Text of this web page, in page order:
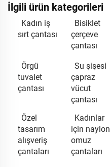
İlgili ürün kategorileri
Kadın iş
sırt çantası
Bisiklet
çerçeve
çantası
Örgü
tuvalet
çantası
Su şişesi
çapraz
vücut
çantası
Özel
tasarım
alışveriş
çantaları
Kadınlar
için naylon
omuz
çantaları